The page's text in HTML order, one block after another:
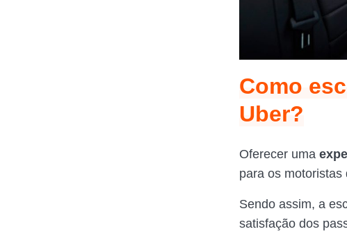
Como
Uber?
Oferecer uma
para os motoristas
Sendo assim, a
satisfação dos